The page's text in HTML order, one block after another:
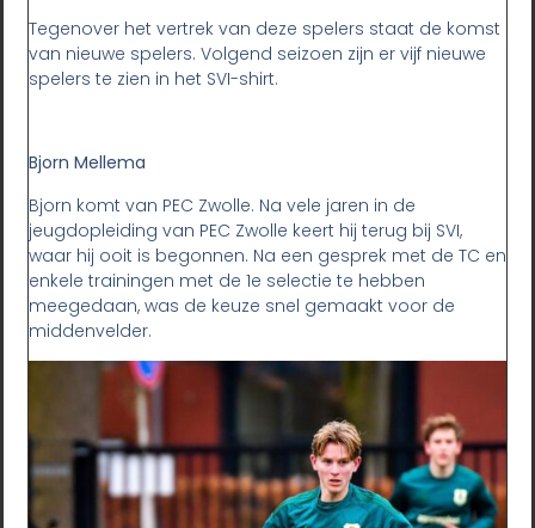
Tegenover het vertrek van deze spelers staat de komst
van nieuwe spelers. Volgend seizoen zijn er vijf nieuwe
spelers te zien in het SVI-shirt.
Bjorn Mellema
Bjorn komt van PEC Zwolle. Na vele jaren in de
jeugdopleiding van PEC Zwolle keert hij terug bij SVI,
waar hij ooit is begonnen. Na een gesprek met de TC en
enkele trainingen met de 1e selectie te hebben
meegedaan, was de keuze snel gemaakt voor de
middenvelder.